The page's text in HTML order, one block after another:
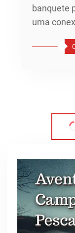
banquete
uma